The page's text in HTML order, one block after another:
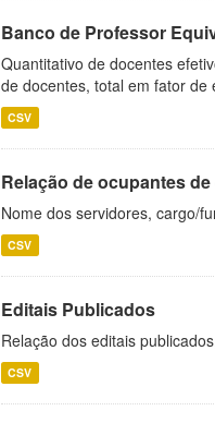
Banco de Professor
Quantitativo de docentes
de docentes, total em fator de
CSV
Relação de ocupantes
Nome dos servidores, cargo/
CSV
Editais Publicados
Relação dos editais
CSV